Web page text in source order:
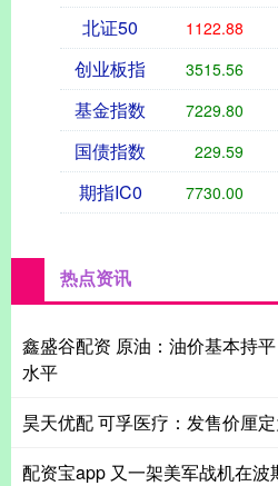
北证50 1122.88
创业板指 3515.56
基金指数 7229.80
国债指数 229.59
期指IC0 7730.00
热点资讯
鑫盛谷配资 原油：油价基本持
水平
昊天优配 可孚医疗：发售价厘
配资宝app 又一架美军战机在波